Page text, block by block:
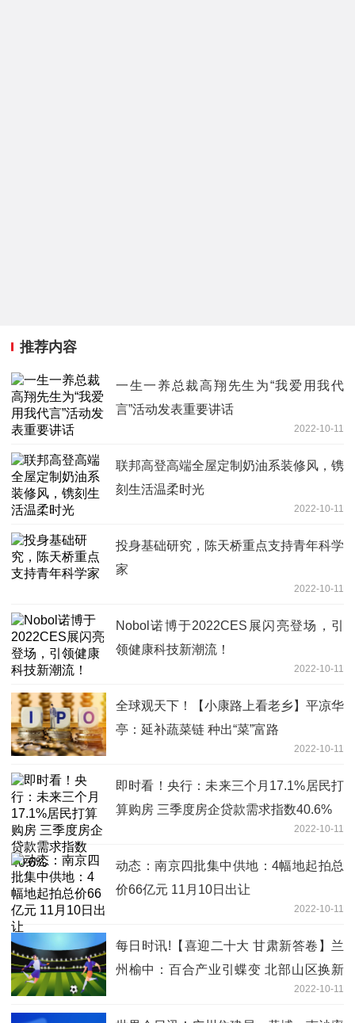
推荐内容
一生一养总裁高翔先生为“我爱用我代
言”活动发表重要讲话
2022-10-11
联邦高登高端全屋定制奶油系装修风，镌
刻生活温柔时光
2022-10-11
投身基础研究，陈天桥重点支持青年科学
家
2022-10-11
Nobol诺博于2022CES展闪亮登场，引
领健康科技新潮流！
2022-10-11
全球观天下！【小康路上看老乡】平凉华
亭：延补蔬菜链 种出“菜”富路
2022-10-11
即时看！央行：未来三个月17.1%居民打
算购房 三季度房企贷款需求指数40.6%
2022-10-11
动态：南京四批集中供地：4幅地起拍总
价66亿元 11月10日出让
2022-10-11
每日时讯!【喜迎二十大 甘肃新答卷】兰
州榆中：百合产业引蝶变 北部山区换新
2022-10-11